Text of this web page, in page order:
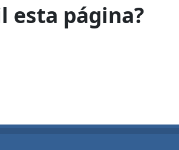
esta página?